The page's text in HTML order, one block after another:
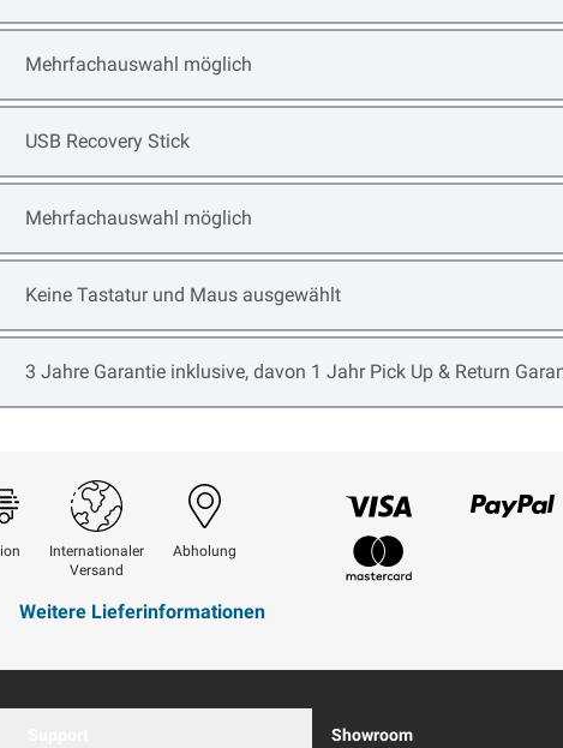
Mehrfachauswahl möglich
Open item options
USB Recovery Stick
Open item options
Mehrfachauswahl möglich
Open item options
Keine Tastatur und Maus ausgewählt
Open item options
3 Jahre Garantie inklusive, davon 1 Jahr Pick Up & Return
Open item options
Internationaler
Versand
Abholung
Weitere Lieferinformationen
Visum
Showroom